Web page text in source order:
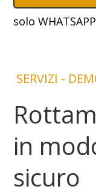
solo WHATSAPP
SERVIZI -
in
sicuro